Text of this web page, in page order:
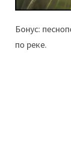
Бонус:
по реке.